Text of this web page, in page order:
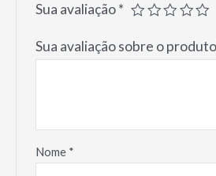
Sua avaliação*
Sua avaliação sobre o produto
Nome *